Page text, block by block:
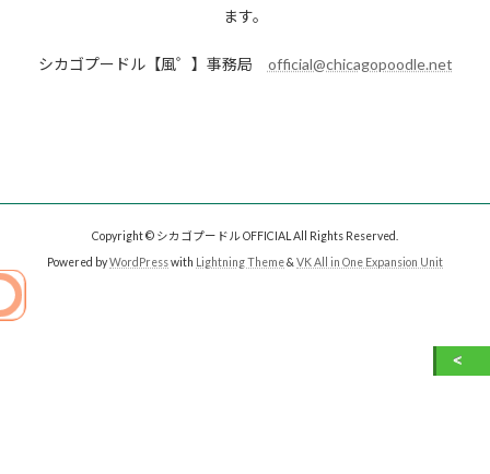
ます。
シカゴプードル【風゜】事務局 official@chicagopoodle.net
Copyright © シカゴプードル OFFICIAL All Rights Reserved.
Powered byWordPresswith Lightning Theme& VK All in One Expansion Unit